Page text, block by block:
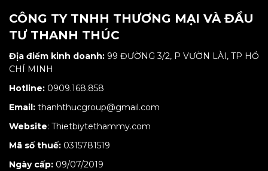
CÔNG TY TNHH THƯƠNG MẠI VÀ ĐẦU
TƯ THANH THÚC
Địa điểm kinh doanh: 99 ĐƯỜNG 3/2, P VƯỜN LÀI, TP HỒ
CHÍ MINH
Hotline: 0909.168.858
Email: thanhthucgroup@gmail.com
Website: Thietbiytethammy.com
Mã số thuế: 0315781519
Ngày cấp: 09/07/2019